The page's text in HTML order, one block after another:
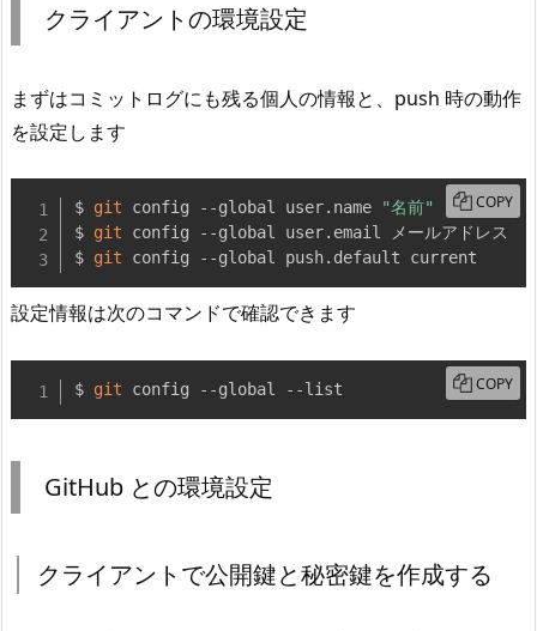
クライアントの環境設定
まずはコミットログにも残る個人の情報と、push 時の動作
を設定します
$ git config --global user.name
"名前"
$ git config --global user.email メールアドレス
$ git config --global push.default current
COPY
設定情報は次のコマンドで確認できます
$ git config --global --list COPY
GitHub との環境設定
クライアントで公開鍵と秘密鍵を作成する